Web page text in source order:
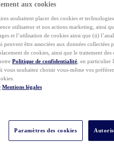
aux cookies
souhaitent placer des cookies et
utilisateur et nos actions marketing, ainsi
et l’utilisation de cookies ainsi que (ii)
être associées aux données collectées
de cookies, ainsi que le traitement
Politique de confidentialité , en particulier
vous souhaitez choisir vous-même vos
Mentions légales
Paramètres des cookies